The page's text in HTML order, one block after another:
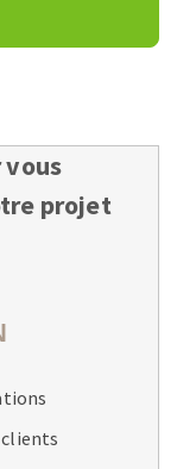
vous
projet
clients